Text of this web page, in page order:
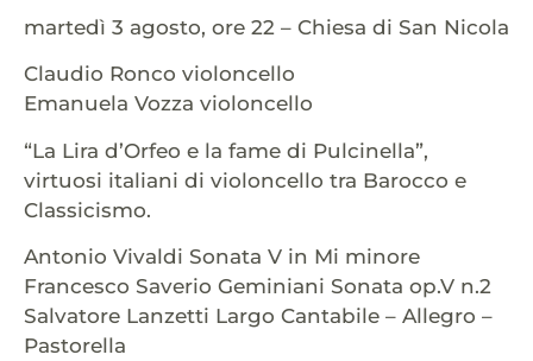
martedì 3 agosto, ore 22 – Chiesa di San Nicola
Claudio Ronco violoncello
Emanuela Vozza violoncello
“La Lira d’Orfeo e la fame di Pulcinella”,
virtuosi italiani di violoncello tra Barocco e
Classicismo.
Antonio Vivaldi Sonata V in Mi minore
Francesco Saverio Geminiani Sonata op.V n.2
Salvatore Lanzetti Largo Cantabile – Allegro –
Pastorella